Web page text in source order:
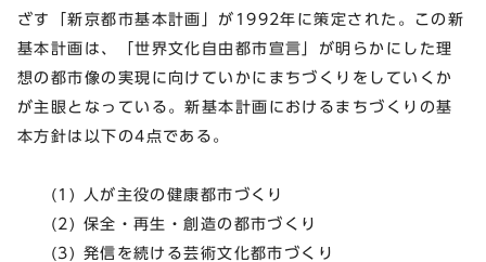
ざす「新京都市基本計画」が1992年に策定された。この新
基本計画は、「世界文化自由都市宣言」が明らかにした理
想の都市像の実現に向けていかにまちづくりをしていくか
が主眼となっている。新基本計画におけるまちづくりの基
本方針は以下の4点である。
(1) 人が主役の健康都市づくり
(2) 保全・再生・創造の都市づくり
(3) 発信を続ける芸術文化都市づくり